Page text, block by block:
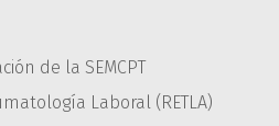
de la SEMCPT
Laboral (RETLA)